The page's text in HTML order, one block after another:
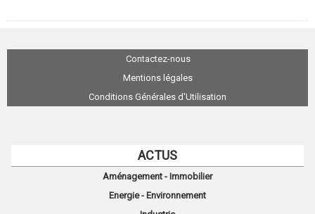
Contactez-nous
Mentions légales
Conditions Générales d'Utilisation
ACTUS
Aménagement - Immobilier
Energie - Environnement